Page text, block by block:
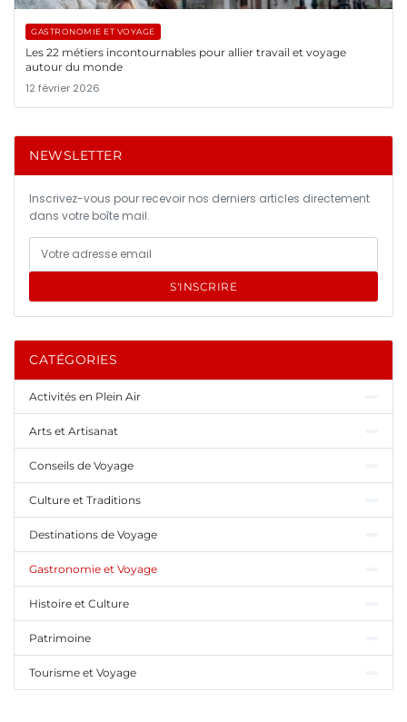
GASTRONOMIE ET VOYAGE
Les 22 métiers incontournables pour allier travail et voyage
autour du monde
12 février 2026
NEWSLETTER
Inscrivez-vous pour recevoir nos derniers articles directement
dans votre boîte mail.
S'INSCRIRE
CATÉGORIES
Activités en Plein Air
Arts et Artisanat
Conseils de Voyage
Culture et Traditions
Destinations de Voyage
Gastronomie et Voyage
Histoire et Culture
Patrimoine
Tourisme et Voyage